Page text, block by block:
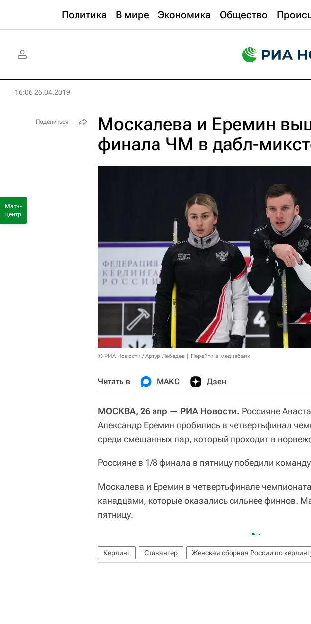
Политика В мире Экономика Общество
16:06 26.04.2019
Москалева и Еремин
финала ЧМ в дабл-
© РИА Новости / Артур Лебедев Перейти в медиабанк
Читать в МАКС Дзен
МОСКВА, 26 апр — РИА Новости. Россияне
Александр Еремин пробились в четвертьфинал
среди смешанных пар, который проходит в
Россияне в 1/8 финала в пятницу победили
Москалева и Еремин в четвертьфинале
канадцами, которые оказались сильнее финнов.
пятницу.
Керлинг Ставангер Женская сборная России по
Поделиться
Матч-
центр